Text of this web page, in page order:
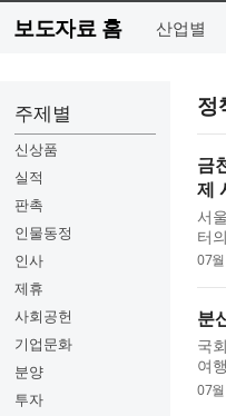
보도자료 홈 산업별
주제별
신상품
실적
판촉
인물동정
인사
제휴
사회공헌
기업문화
분양
투자
정
금
제
서
터
다.
07
분
국
여
의
07